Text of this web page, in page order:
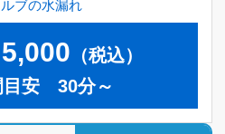
ルブの水漏れ
（税込）
目安 30分～